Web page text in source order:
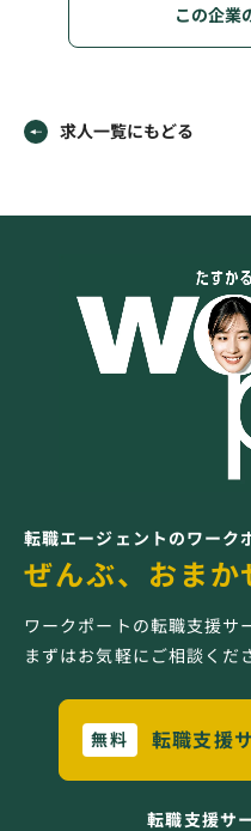
この企業
求人一覧にもどる
転職エージェントのワーク
ぜんぶ、おまか
ワークポートの転職支援サ
まずはお気軽にご相談くだ
無料 転職支援
転職支援サ